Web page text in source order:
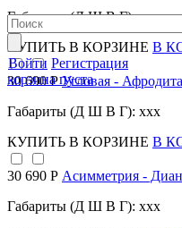
Войти Регистрация
корзина пуста
Габариты (Д Ш В Г): xxx
КУПИТЬ В КОРЗИНЕ В
30 690 РУгловая -
Габариты (Д Ш В Г): xxx
КУПИТЬ В КОРЗИНЕ В
30 690 Р Асимметрия -
Габариты (Д Ш В Г): xxx